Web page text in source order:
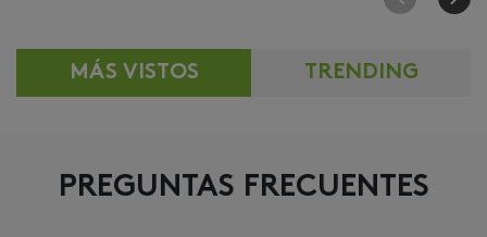
MÁS VISTOS TRENDING
PREGUNTAS FRECUENTES